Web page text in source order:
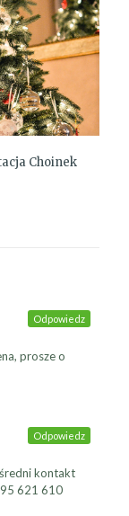
Choinek
prosze o
Odpowiedz
kontakt
621 610
Odpowiedz